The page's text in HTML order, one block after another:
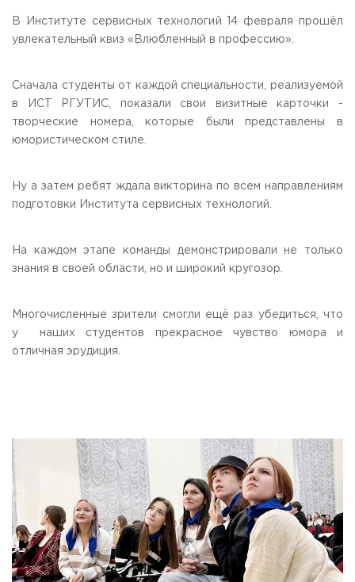
Work with disabled and handicapped people
Contacts
Scientific activity
Additional education
Федеральный ресурсный центр
Federal educational and methodical association in the
system of secondary vocational education
Information about educational organization
ADDRESS
99 Glavnaya Street, dp.Cherkizovo, Urban district Pushkinsky,
Moscow region, 141221
+7 (495) 940 83 00
WORKING HOURS
В Институте сервисных технологий 14 февраля прошёл
увлекательный квиз «Влюбленный в профессию».
Сначала студенты от каждой специальности, реализуемой
в ИСТ РГУТИС, показали свои визитные карточки -
творческие номера, которые были представлены в
юмористическом стиле.
Ну а затем ребят ждала викторина по всем направлениям
подготовки Института сервисных технологий.
На каждом этапе команды демонстрировали не только
знания в своей области, но и широкий кругозор.
Многочисленные зрители смогли ещё раз убедиться, что
у наших студентов прекрасное чувство юмора и
отличная эрудиция.